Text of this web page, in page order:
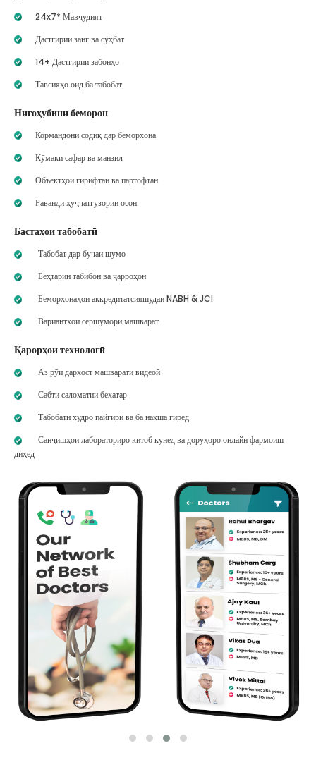
24x7* Мавҷудият
Дастгирии занг ва сӯҳбат
14+ Дастгирии забонҳо
Тавсияҳо оид ба табобат
Нигоҳубини беморон
Кормандони содиқ дар беморхона
Кӯмаки сафар ва манзил
Объектҳои гирифтан ва партофтан
Раванди ҳуҷҷатгузории осон
Бастаҳои табобатӣ
Табобат дар буҷаи шумо
Беҳтарин табибон ва ҷарроҳон
Беморхонаҳои аккредитатсияшудаи NABH & JCI
Вариантҳои сершумори машварат
Қарорҳои технологӣ
Аз рӯи дархост машварати видеоӣ
Сабти саломатии бехатар
Табобати худро пайгирӣ ва ба нақша гиред
Санҷишҳои лабораториро китоб кунед ва доруҳоро онлайн фармоиш
диҳед